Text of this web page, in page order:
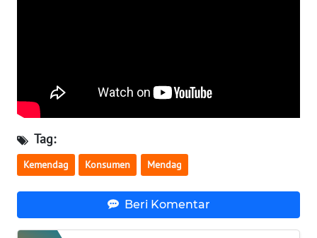
Tag:
Kemendag Konsumen Mendag
Beri Komentar
WN
BABEL
SUMBAR